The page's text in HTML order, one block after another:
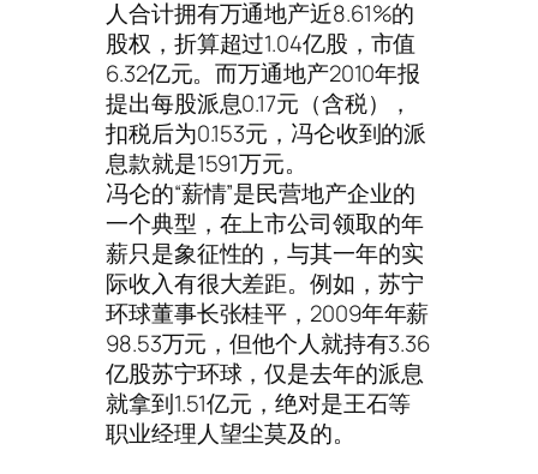
人合计拥有万通地产近8.61%的
股权，折算超过1.04亿股，市值
6.32亿元。而万通地产2010年报
提出每股派息0.17元（含税），
扣税后为0.153元，冯仑收到的派
息款就是1591万元。
冯仑的“薪情”是民营地产企业的
一个典型，在上市公司领取的年
薪只是象征性的，与其一年的实
际收入有很大差距。例如，苏宁
环球董事长张桂平，2009年年薪
98.53万元，但他个人就持有3.36
亿股苏宁环球，仅是去年的派息
就拿到1.51亿元，绝对是王石等
职业经理人望尘莫及的。